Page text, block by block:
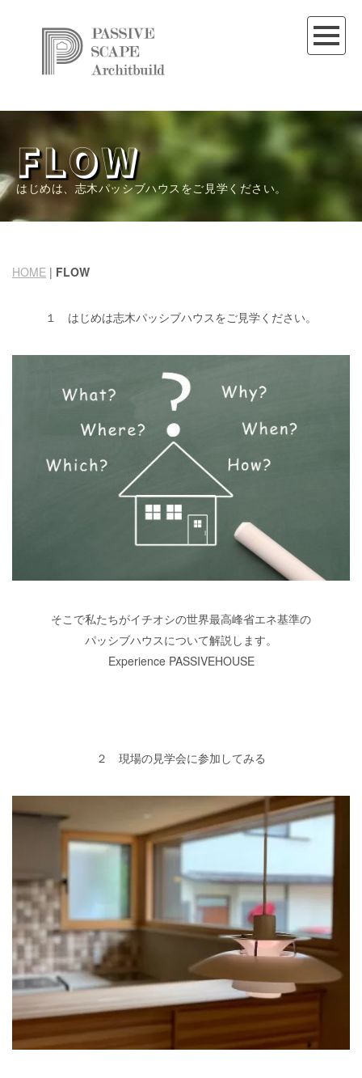
FLOW
はじめは、志木パッシブハウスをご見学ください。
HOME | FLOW
１ はじめは志木パッシブハウスをご見学ください。
そこで私たちがイチオシの世界最高峰省エネ基準の
パッシブハウスについて解説します。
Experience PASSIVEHOUSE
２ 現場の見学会に参加してみる